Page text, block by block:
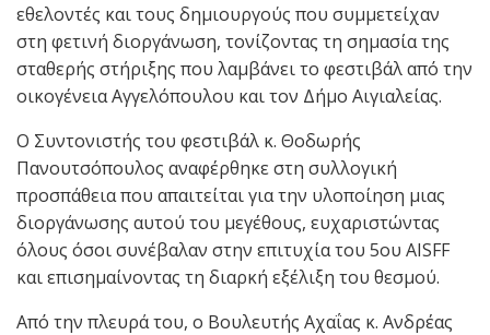
εθελοντές και τους δημιουργούς που συμμετείχαν
στη φετινή διοργάνωση, τονίζοντας τη σημασία της
σταθερής στήριξης που λαμβάνει το φεστιβάλ από την
οικογένεια Αγγελόπουλου και τον Δήμο Αιγιαλείας.
Ο Συντονιστής του φεστιβάλ κ. Θοδωρής
Πανουτσόπουλος αναφέρθηκε στη συλλογική
προσπάθεια που απαιτείται για την υλοποίηση μιας
διοργάνωσης αυτού του μεγέθους, ευχαριστώντας
όλους όσοι συνέβαλαν στην επιτυχία του 5ου AISFF
και επισημαίνοντας τη διαρκή εξέλιξη του θεσμού.
Από την πλευρά του, ο Βουλευτής Αχαΐας κ. Ανδρέας